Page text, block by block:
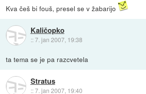
Kva češ bi fouš, presel se v žabarijo
Kaličopko
::7. jan 2007, 19:38
ta tema se je pa razcvetela
Stratus
::7. jan 2007, 19:40